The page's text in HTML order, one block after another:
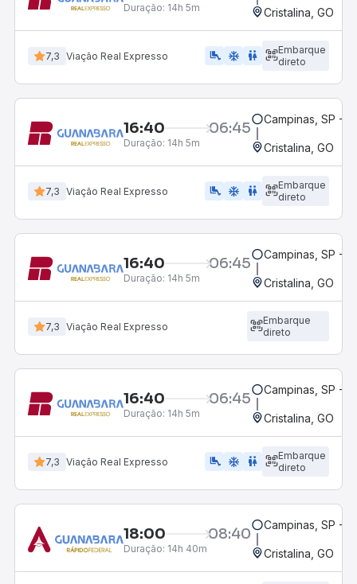
Duração: 14h 5m Cristalina, GO
7,3 Viação Real Expresso airline_seat_legroom_extra ac_unit wc
Embarque
direto
16:40 06:45
Duração: 14h 5m
Campinas, SP -
Cristalina, GO
7,3 Viação Real Expresso airline_seat_legroom_extra ac_unit wc
Embarque
direto
16:40 06:45
Duração: 14h 5m
Campinas, SP -
Cristalina, GO
7,3 Viação Real Expresso
Embarque
direto
16:40 06:45
Duração: 14h 5m
Campinas, SP -
Cristalina, GO
7,3 Viação Real Expresso airline_seat_legroom_extra ac_unit wc
Embarque
direto
18:00 08:40
Duração: 14h 40m
Campinas, SP -
Cristalina, GO